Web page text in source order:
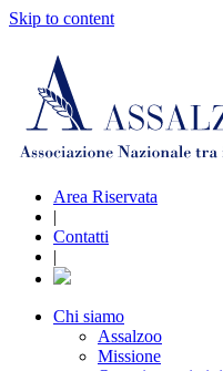
Skip to content
Area Riservata
|
Contatti
|
Chi siamo
Assalzoo
Missione